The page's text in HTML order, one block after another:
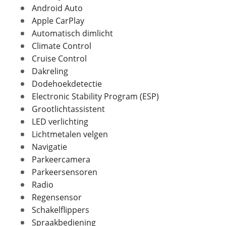
In- en exterieur
Aantal deuren
Aantal zitplaatsen
Bekleding
Interieurkleur
Zwart / antraciet
Kleur
Fabriekskleur
Verbruik en milieu
Brandstof
Android Auto
Apple CarPlay
Automatisch dimlicht
Climate Control
Cruise Control
Dakreling
Dodehoekdetectie
Electronic Stability Program (ESP)
Grootlichtassistent
LED verlichting
Lichtmetalen velgen
Navigatie
Parkeercamera
Parkeersensoren
Radio
Regensensor
Schakelflippers
Spraakbediening
Foto's
Klik hier om foto's te uploaden
(optioneel)
JPG, PNG (max 10 foto's)
Jouw contactgegevens
Naam
E-mailadres
Telefoonnummer (optioneel)